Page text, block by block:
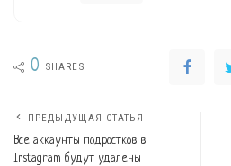
0 SHARES
ПРЕДЫДУЩАЯ СТАТЬЯ
Все аккаунты подростков в
Instagram будут удалены